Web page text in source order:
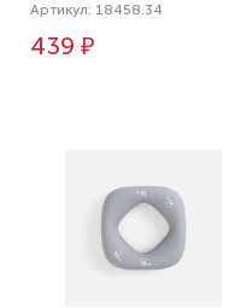
Артикул: 18458.34
439 ₽